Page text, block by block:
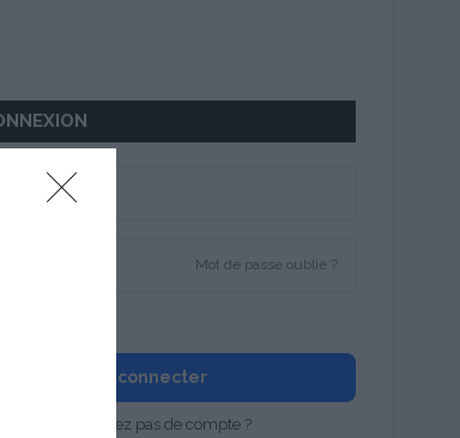
Mot de passe oublié ?
de moi
Se connecter
Vous n'avez pas de compte ?